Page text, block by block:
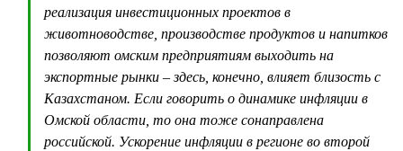
реализация инвестиционных проектов в
животноводстве, производстве продуктов и напитков
позволяют омским предприятиям выходить на
экспортные рынки – здесь, конечно, влияет близость с
Казахстаном. Если говорить о динамике инфляции в
Омской области, то она тоже сонаправлена
российской. Ускорение инфляции в регионе во второй